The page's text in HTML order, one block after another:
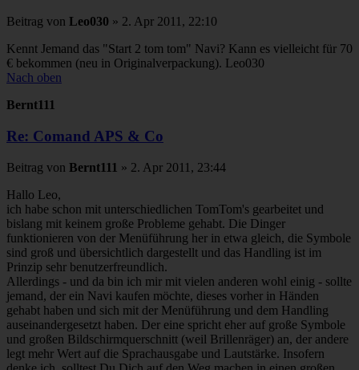
Beitrag von Leo030 » 2. Apr 2011, 22:10
Kennt Jemand das "Start 2 tom tom" Navi? Kann es vielleicht für 70
€ bekommen (neu in Originalverpackung). Leo030
Nach oben
Bernt111
Re: Comand APS & Co
Beitrag von Bernt111 » 2. Apr 2011, 23:44
Hallo Leo,
ich habe schon mit unterschiedlichen TomTom's gearbeitet und
bislang mit keinem große Probleme gehabt. Die Dinger
funktionieren von der Menüführung her in etwa gleich, die Symbole
sind groß und übersichtlich dargestellt und das Handling ist im
Prinzip sehr benutzerfreundlich.
Allerdings - und da bin ich mir mit vielen anderen wohl einig - sollte
jemand, der ein Navi kaufen möchte, dieses vorher in Händen
gehabt haben und sich mit der Menüführung und dem Handling
auseinandergesetzt haben. Der eine spricht eher auf große Symbole
und großen Bildschirmquerschnitt (weil Brillenräger) an, der andere
legt mehr Wert auf die Sprachausgabe und Lautstärke. Insofern